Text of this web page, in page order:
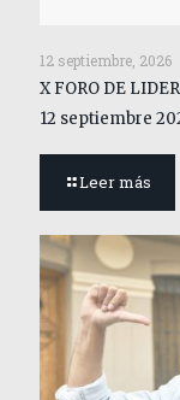
12 septiembre, 2026
X FORO DE
12 septiembre
Leer más